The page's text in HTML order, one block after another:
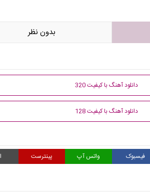
بدون نظر
دانلود آهنگ با کیفیت 320
دانلود آهنگ با کیفیت 128
فیسبوک واتس آپ پینترست